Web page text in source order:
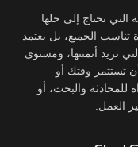
التي تحتاج إلى حلها
تناسب الجميع، بل يعتمد
تريد أتمتتها، ومستوى
تستثمر وقتك أو
للمحادثة والبحث، أو
العمل.